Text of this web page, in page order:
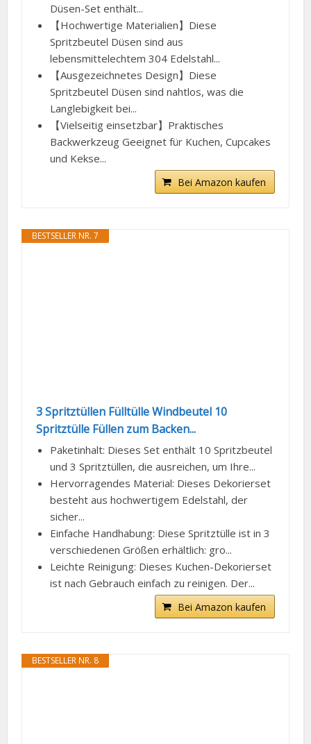
Düsen-Set enthält...
【Hochwertige Materialien】Diese
Spritzbeutel Düsen sind aus
lebensmittelechtem 304 Edelstahl...
【Ausgezeichnetes Design】Diese
Spritzbeutel Düsen sind nahtlos, was die
Langlebigkeit bei...
【Vielseitig einsetzbar】Praktisches
Backwerkzeug Geeignet für Kuchen, Cupcakes
und Kekse...
Bei Amazon kaufen
BESTSELLER NR. 7
3 Spritztüllen Fülltülle Windbeutel 10
Spritztülle Füllen zum Backen...
Paketinhalt:​ Dieses Set enthält 10 Spritzbeutel
und 3 Spritztüllen, die ausreichen, um Ihre...
Hervorragendes Material:​ Dieses Dekorierset
besteht aus hochwertigem Edelstahl, der
sicher...
Einfache Handhabung:​ Diese Spritztülle ist in 3
verschiedenen Größen erhältlich: gro...
Leichte Reinigung:​ Dieses Kuchen-Dekorierset
ist nach Gebrauch einfach zu reinigen. Der...
Bei Amazon kaufen
BESTSELLER NR. 8